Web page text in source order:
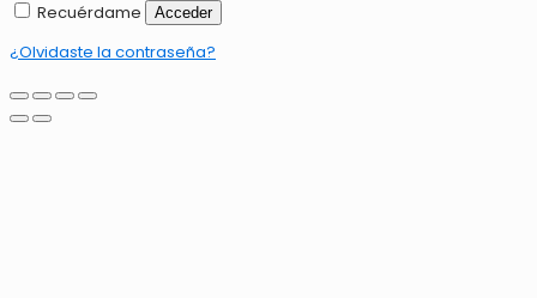
Recuérdame
Acceder
¿Olvidaste la contraseña?